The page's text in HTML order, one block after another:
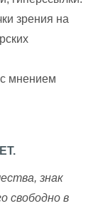
зрения на
мнением
знак
свободно в